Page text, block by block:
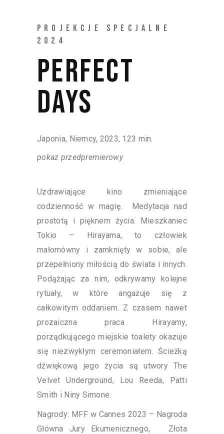
PROJEKCJE SPECJALNE
2024
PERFECT
DAYS
Japonia, Niemcy, 2023, 123 min.
pokaz przedpremierowy
Uzdrawiające kino zmieniające
codzienność w magię. Medytacja nad
prostotą i pięknem życia. Mieszkaniec
Tokio – Hirayama, to człowiek
małomówny i zamknięty w sobie, ale
przepełniony miłością do świata i innych.
Podążając za nim, odkrywamy kolejne
rytuały, w które angażuje się z
całkowitym oddaniem. Z czasem nawet
prozaiczna praca Hirayamy,
porządkującego miejskie toalety okazuje
się niezwykłym ceremoniałem. Ścieżką
dźwiękową jego życia są utwory The
Velvet Underground, Lou Reeda, Patti
Smith i Niny Simone.
Nagrody: MFF w Cannes 2023 – Nagroda
Główna Jury Ekumenicznego, Złota